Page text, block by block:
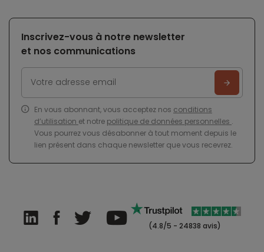
Inscrivez-vous à notre newsletter
et nos communications
En vous abonnant, vous acceptez nos conditions
d’utilisation et notre politique de données personnelles .
Vous pourrez vous désabonner à tout moment depuis le
lien présent dans chaque newsletter que vous recevrez.
(4.8/5 - 24838 avis)